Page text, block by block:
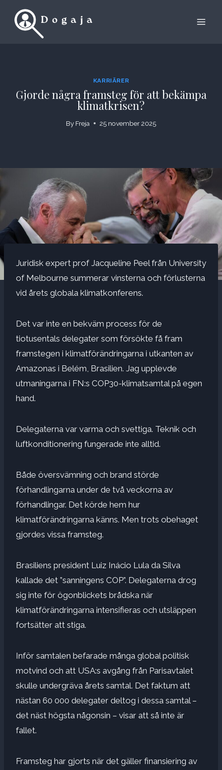
KARRIÄRER
Gjorde några framsteg för att bekämpa
klimatkrisen?
By Freja 25 november 2025
Juridisk expert prof Jacqueline Peel från University
of Melbourne summerar vinsterna och förlusterna
vid årets globala klimatkonferens.
Det var inte en bekväm process för de
tiotusentals delegater som försökte få fram
framstegen i klimatförändringarna i utkanten av
Amazonas i Belém, Brasilien. Jag upplevde
utmaningarna i FN:s COP30-klimatsamtal på egen
hand.
Delegaterna var varma och svettiga. Teknik och
luftkonditionering fungerade inte alltid.
Både översvämning och brand störde
förhandlingarna under de två veckorna av
förhandlingar. Det körde hem hur
klimatförändringarna känns. Men trots obehaget
gjordes vissa framsteg.
Brasiliens president Luiz Inácio Lula da Silva
kallade det ”sanningens COP”. Delegaterna drog
sig inte för ögonblickets brådska när
klimatförändringarna intensifieras och utsläppen
fortsätter att stiga.
Inför samtalen befarade många global politisk
motvind och att USA:s avgång från Parisavtalet
skulle undergräva årets samtal. Det faktum att
nästan 60 000 delegater deltog i dessa samtal –
det näst högsta någonsin – visar att så inte är
fallet.
Framsteg har gjorts när det gäller finansiering av